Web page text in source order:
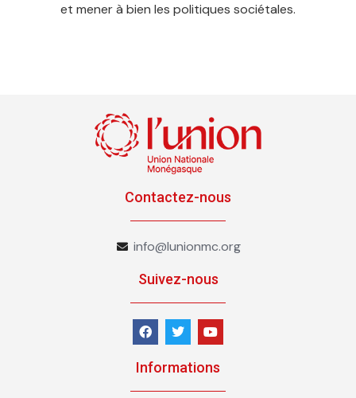
et mener à bien les politiques sociétales.
Contactez-nous
info@lunionmc.org
Suivez-nous
Informations